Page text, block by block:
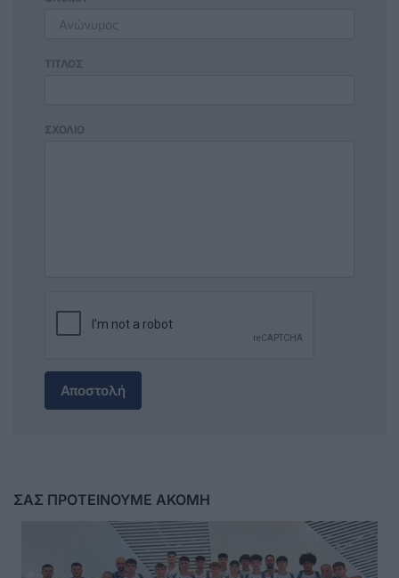
ΤΙΤΛΟΣ
ΣΧΟΛΙΟ
Αποστολή
ΣΑΣ ΠΡΟΤΕΙΝΟΥΜΕ ΑΚΟΜΗ